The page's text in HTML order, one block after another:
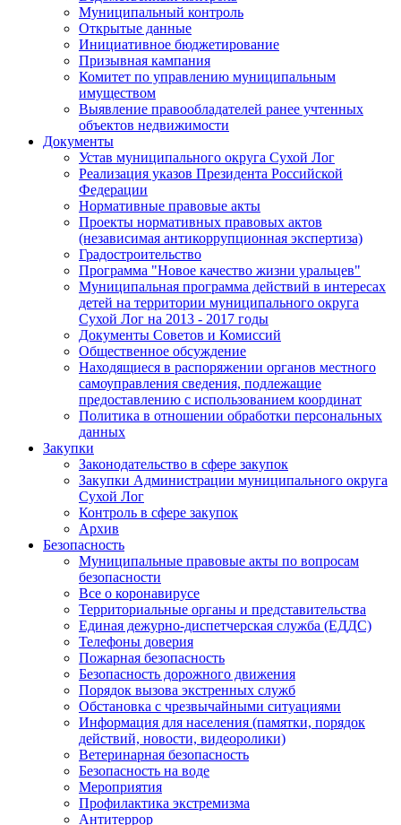
Муниципальный контроль
Открытые данные
Инициативное бюджетирование
Призывная кампания
Комитет по управлению муниципальным
имуществом
Выявление правообладателей ранее учтенных
объектов недвижимости
Документы
Устав муниципального округа Сухой Лог
Реализация указов Президента Российской
Федерации
Нормативные правовые акты
Проекты нормативных правовых актов
(независимая антикоррупционная экспертиза)
Градостроительство
Программа "Новое качество жизни уральцев"
Муниципальная программа действий в интересах
детей на территории муниципального округа
Сухой Лог на 2013 - 2017 годы
Документы Советов и Комиссий
Общественное обсуждение
Находящиеся в распоряжении органов местного
самоуправления сведения, подлежащие
предоставлению с использованием координат
Политика в отношении обработки персональных
данных
Закупки
Законодательство в сфере закупок
Закупки Администрации муниципального округа
Сухой Лог
Контроль в сфере закупок
Архив
Безопасность
Муниципальные правовые акты по вопросам
безопасности
Все о коронавирусе
Территориальные органы и представительства
Единая дежурно-диспетчерская служба (ЕДДС)
Телефоны доверия
Пожарная безопасность
Безопасность дорожного движения
Порядок вызова экстренных служб
Обстановка с чрезвычайными ситуациями
Информация для населения (памятки, порядок
действий, новости, видеоролики)
Ветеринарная безопасность
Безопасность на воде
Мероприятия
Профилактика экстремизма
Антитеррор